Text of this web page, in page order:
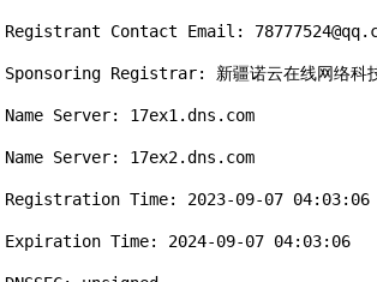
Registrant Contact Email:
Sponsoring Registrar: 新疆诺云在线网络科
Name Server: 17ex1.dns.com
Name Server: 17ex2.dns.com
Registration Time: 2023-09-07 04:03:06
Expiration Time: 2024-09-07 04:03:06